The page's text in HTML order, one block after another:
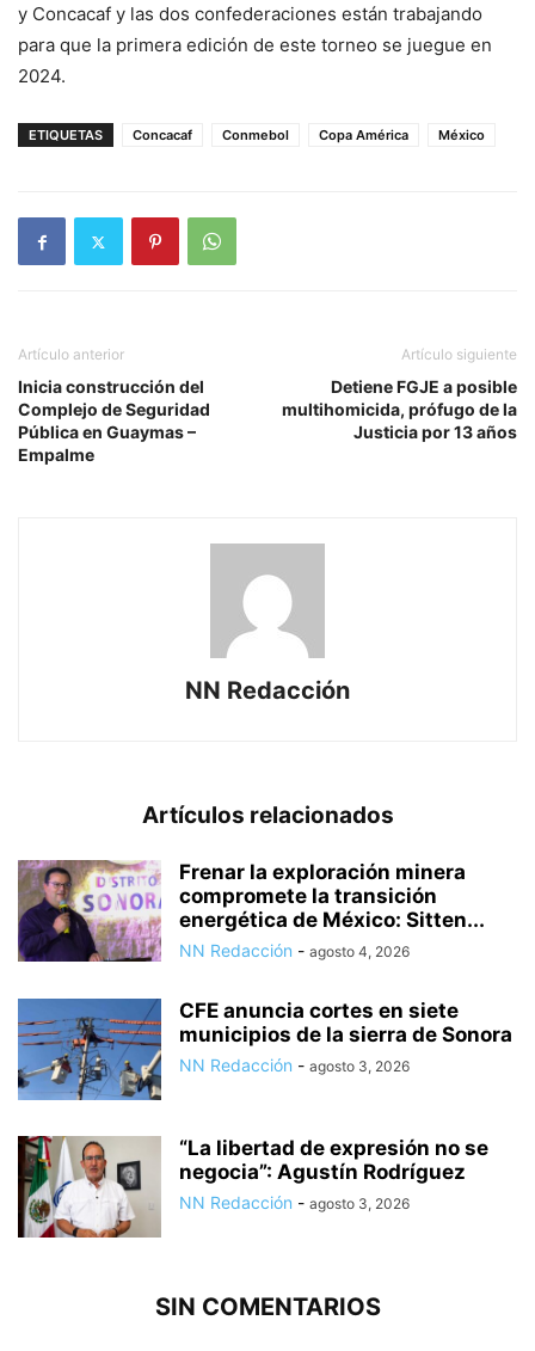
y Concacaf y las dos confederaciones están trabajando
para que la primera edición de este torneo se juegue en
2024.
ETIQUETAS Concacaf Conmebol Copa América México
Artículo anterior
Inicia construcción del
Complejo de Seguridad
Pública en Guaymas –
Empalme
Artículo siguiente
Detiene FGJE a posible
multihomicida, prófugo de la
Justicia por 13 años
NN Redacción
Artículos relacionados
Frenar la exploración minera
compromete la transición
energética de México: Sitten...
NN Redacción - agosto 4, 2026
CFE anuncia cortes en siete
municipios de la sierra de Sonora
NN Redacción - agosto 3, 2026
“La libertad de expresión no se
negocia”: Agustín Rodríguez
NN Redacción - agosto 3, 2026
SIN COMENTARIOS